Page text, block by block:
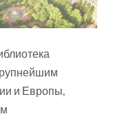
и Европы,